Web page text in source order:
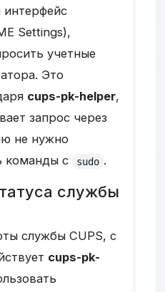
интерфейс
Settings),
учетные
Это
cups-pk-helper,
запрос через
не нужно
команды с
sudo .
службы
службы CUPS, с
cups-pk-